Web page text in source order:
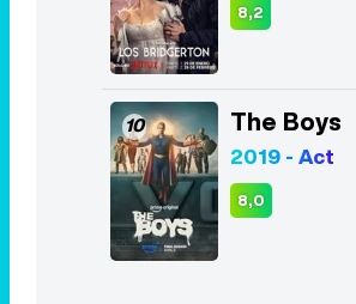
8,2
10 The Boys
2019 - Act
8,0